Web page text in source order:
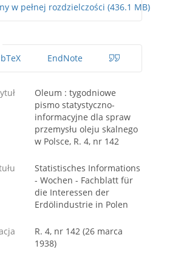
Skany w pełnej rozdzielczości (436.1 MB)
EndNote
Oleum : tygodniowe
pismo statystyczno-
informacyjne dla spraw
przemysłu oleju skalnego
w Polsce, R. 4, nr 142
Statistisches Informations
- Wochen - Fachblatt für
die Interessen der
Erdölindustrie in Polen
R. 4, nr 142 (26 marca
1938)